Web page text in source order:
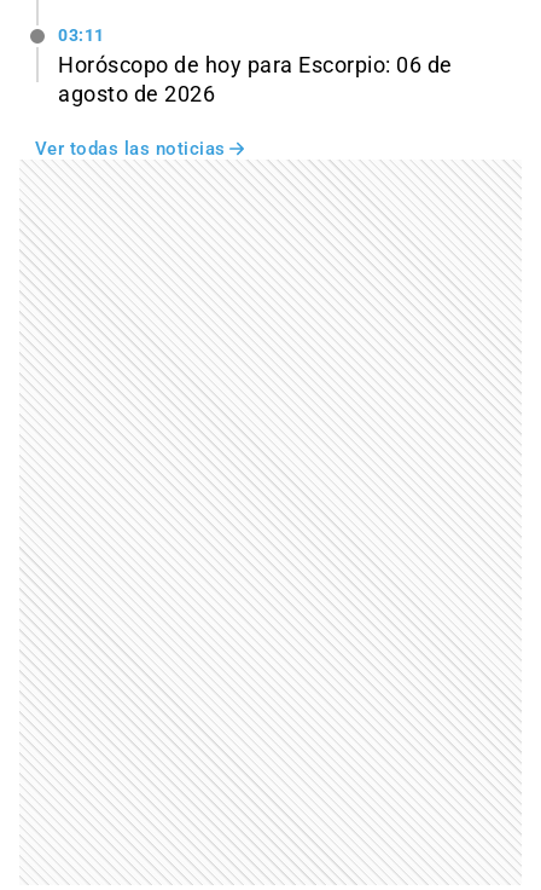
03:11
Horóscopo de hoy para Escorpio: 06 de
agosto de 2026
Ver todas las noticias